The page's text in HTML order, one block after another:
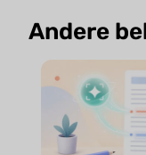
Andere